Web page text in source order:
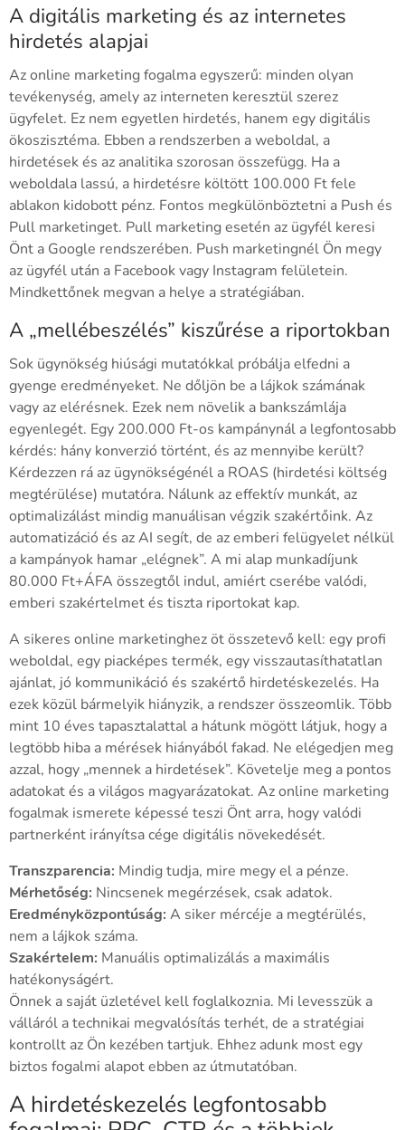
A digitális marketing és az internetes
hirdetés alapjai
Az online marketing fogalma egyszerű: minden olyan
tevékenység, amely az interneten keresztül szerez
ügyfelet. Ez nem egyetlen hirdetés, hanem egy digitális
ökoszisztéma. Ebben a rendszerben a weboldal, a
hirdetések és az analitika szorosan összefügg. Ha a
weboldala lassú, a hirdetésre költött 100.000 Ft fele
ablakon kidobott pénz. Fontos megkülönböztetni a Push és
Pull marketinget. Pull marketing esetén az ügyfél keresi
Önt a Google rendszerében. Push marketingnél Ön megy
az ügyfél után a Facebook vagy Instagram felületein.
Mindkettőnek megvan a helye a stratégiában.
A „mellébeszélés” kiszűrése a riportokban
Sok ügynökség hiúsági mutatókkal próbálja elfedni a
gyenge eredményeket. Ne dőljön be a lájkok számának
vagy az elérésnek. Ezek nem növelik a bankszámlája
egyenlegét. Egy 200.000 Ft-os kampánynál a legfontosabb
kérdés: hány konverzió történt, és az mennyibe került?
Kérdezzen rá az ügynökségénél a ROAS (hirdetési költség
megtérülése) mutatóra. Nálunk az effektív munkát, az
optimalizálást mindig manuálisan végzik szakértőink. Az
automatizáció és az AI segít, de az emberi felügyelet nélkül
a kampányok hamar „elégnek”. A mi alap munkadíjunk
80.000 Ft+ÁFA összegtől indul, amiért cserébe valódi,
emberi szakértelmet és tiszta riportokat kap.
A sikeres online marketinghez öt összetevő kell: egy profi
weboldal, egy piacképes termék, egy visszautasíthatatlan
ajánlat, jó kommunikáció és szakértő hirdetéskezelés. Ha
ezek közül bármelyik hiányzik, a rendszer összeomlik. Több
mint 10 éves tapasztalattal a hátunk mögött látjuk, hogy a
legtöbb hiba a mérések hiányából fakad. Ne elégedjen meg
azzal, hogy „mennek a hirdetések”. Követelje meg a pontos
adatokat és a világos magyarázatokat. Az online marketing
fogalmak ismerete képessé teszi Önt arra, hogy valódi
partnerként irányítsa cége digitális növekedését.
Transzparencia: Mindig tudja, mire megy el a pénze.
Mérhetőség: Nincsenek megérzések, csak adatok.
Eredményközpontúság: A siker mércéje a megtérülés,
nem a lájkok száma.
Szakértelem: Manuális optimalizálás a maximális
hatékonyságért.
Önnek a saját üzletével kell foglalkoznia. Mi levesszük a
válláról a technikai megvalósítás terhét, de a stratégiai
kontrollt az Ön kezében tartjuk. Ehhez adunk most egy
biztos fogalmi alapot ebben az útmutatóban.
A hirdetéskezelés legfontosabb